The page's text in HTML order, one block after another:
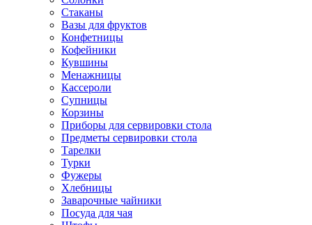
Стаканы
Вазы для фруктов
Конфетницы
Кофейники
Кувшины
Менажницы
Кассероли
Супницы
Корзины
Приборы для сервировки стола
Предметы сервировки стола
Тарелки
Турки
Фужеры
Хлебницы
Заварочные чайники
Посуда для чая